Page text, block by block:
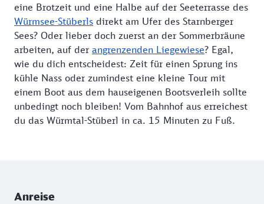
eine Brotzeit und eine Halbe auf der Seeterrasse des
Würmsee-Stüberls direkt am Ufer des Starnberger
Sees? Oder lieber doch zuerst an der Sommerbräune
arbeiten, auf der angrenzenden Liegewiese? Egal,
wie du dich entscheidest: Zeit für einen Sprung ins
kühle Nass oder zumindest eine kleine Tour mit
einem Boot aus dem hauseigenen Bootsverleih sollte
unbedingt noch bleiben! Vom Bahnhof aus erreichest
du das Würmtal-Stüberl in ca. 15 Minuten zu Fuß.
Anreise